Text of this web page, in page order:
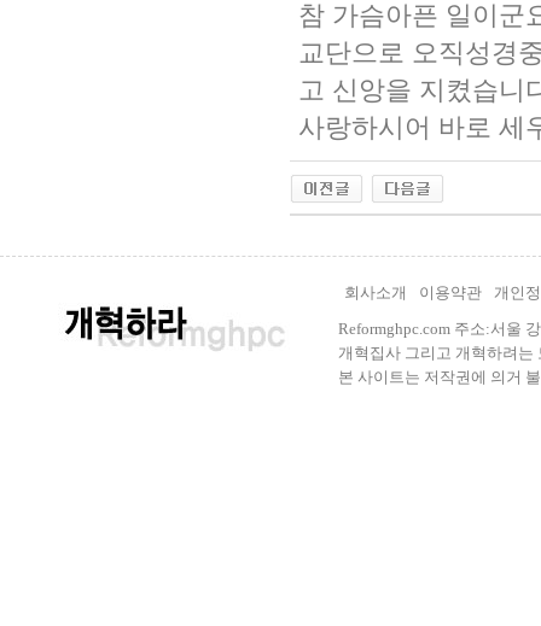
참 가슴아픈 일이군
교단으로 오직성경
고 신앙을 지켰습니
사랑하시어 바로 세
회사소개 이용약관
개인
Reformghpc.com 주소:서울
개혁집사 그리고 개혁하려는
본 사이트는 저작권에 의거